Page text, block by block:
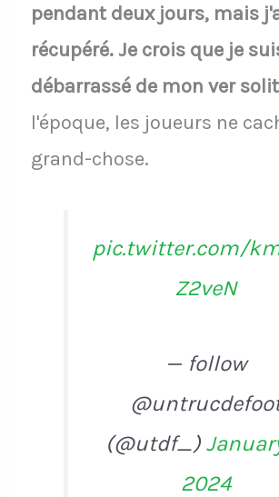
pendant deux jours, mais
récupéré. Je crois que je
débarrassé de mon ver
l'époque, les joueurs ne
grand-chose.
pic.twitter.com/
Z2veN
— follow
(@utdf_)
2024